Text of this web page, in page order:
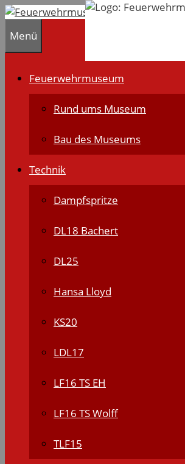
Zum
springen
Menü
Feuerwehrmuseum
Rund ums Museum
Bau des Museums
Technik
Dampfspritze
DL18 Bachert
DL25
Hansa Lloyd
KS20
LDL17
LF16 TS EH
LF16 TS Wolff
TLF15